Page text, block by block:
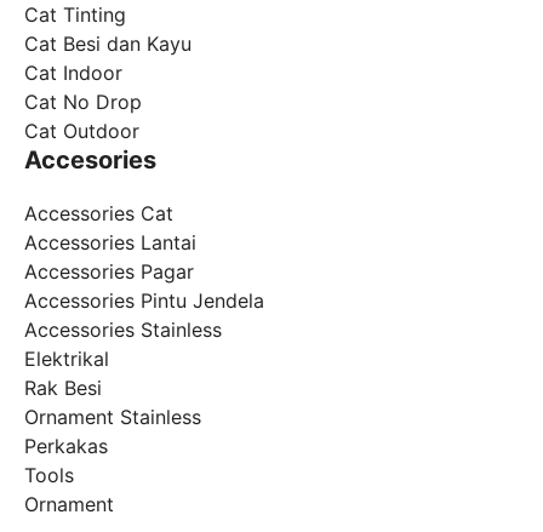
Cat Tinting
Cat Besi dan Kayu
Cat Indoor
Cat No Drop
Cat Outdoor
Accesories
Accessories Cat
Accessories Lantai
Accessories Pagar
Accessories Pintu Jendela
Accessories Stainless
Elektrikal
Rak Besi
Ornament Stainless
Perkakas
Tools
Ornament